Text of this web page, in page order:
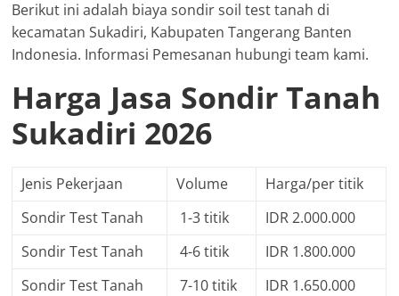
Berikut ini adalah biaya sondir soil test tanah di
kecamatan Sukadiri, Kabupaten Tangerang Banten
Indonesia. Informasi Pemesanan hubungi team kami.
Harga Jasa Sondir Tanah
Sukadiri 2026
Jenis Pekerjaan Volume
Harga/per titik
Sondir Test Tanah
1-3 titik
IDR 2.000.000
Sondir Test Tanah
4-6 titik
IDR 1.800.000
Sondir Test Tanah
7-10 titik
IDR 1.650.000